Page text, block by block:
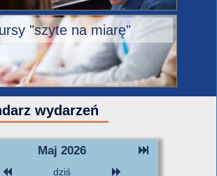
"szyte na miarę"
wydarzeń
Maj 2026
dziś